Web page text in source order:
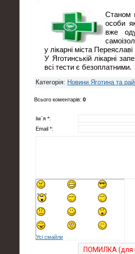
Станом
особи
вже
у лікарні міста
У Яготинській лікарні
всі тести є безоплатними.
Категорія: Новини Яготина та
Всього коментарів: 0
Ім`я *:
Email *:
Усі смайли